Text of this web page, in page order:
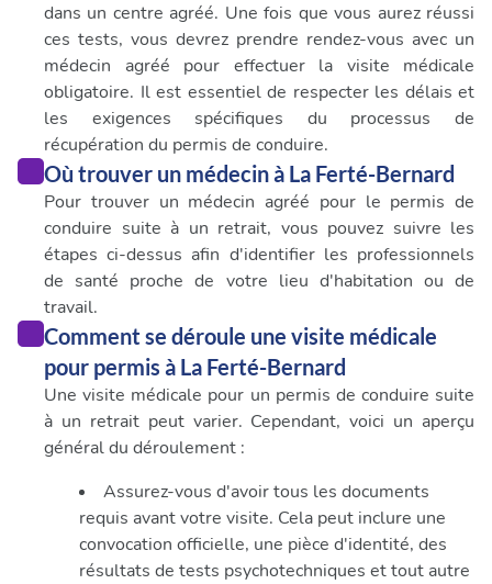
dans un centre agréé. Une fois que vous aurez réussi
ces tests, vous devrez prendre rendez-vous avec un
médecin agréé pour effectuer la visite médicale
obligatoire. Il est essentiel de respecter les délais et
les exigences spécifiques du processus de
récupération du permis de conduire.
Où trouver un médecin à La Ferté-Bernard
Pour trouver un médecin agréé pour le permis de
conduire suite à un retrait, vous pouvez suivre les
étapes ci-dessus afin d'identifier les professionnels
de santé proche de votre lieu d'habitation ou de
travail.
Comment se déroule une visite médicale
pour permis à La Ferté-Bernard
Une visite médicale pour un permis de conduire suite
à un retrait peut varier. Cependant, voici un aperçu
général du déroulement :
Assurez-vous d'avoir tous les documents
requis avant votre visite. Cela peut inclure une
convocation officielle, une pièce d'identité, des
résultats de tests psychotechniques et tout autre